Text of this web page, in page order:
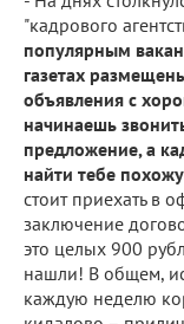
"кадрового
популярным
газетах
объявления с
начинаешь
предложение, а
найти тебе
стоит приехать в
заключение
это целых 900
нашли! В общем,
каждую неделю